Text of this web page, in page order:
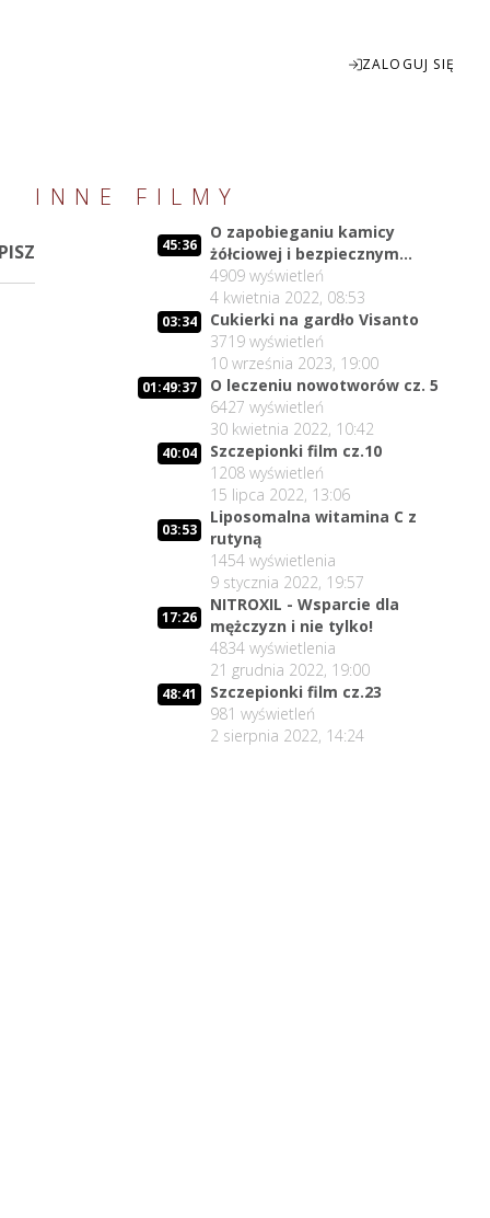
ZALOGUJ SIĘ
fullscreen
INNE FILMY
45:36
O zapobieganiu kamicy
żółciowej i bezpiecznym
rozpuszczaniu kamieni
żółciowych
4909 wyświetleń
4 kwietnia 2022, 08:53
03:34
Cukierki na gardło Visanto
3719 wyświetleń
10 września 2023, 19:00
01:49:37
O leczeniu nowotworów cz. 5
6427 wyświetleń
30 kwietnia 2022, 10:42
40:04
Szczepionki film cz.10
1208 wyświetleń
15 lipca 2022, 13:06
03:53
Liposomalna witamina C z
rutyną
1454 wyświetlenia
9 stycznia 2022, 19:57
17:26
NITROXIL - Wsparcie dla
mężczyzn i nie tylko!
4834 wyświetlenia
21 grudnia 2022, 19:00
48:41
Szczepionki film cz.23
981 wyświetleń
2 sierpnia 2022, 14:24